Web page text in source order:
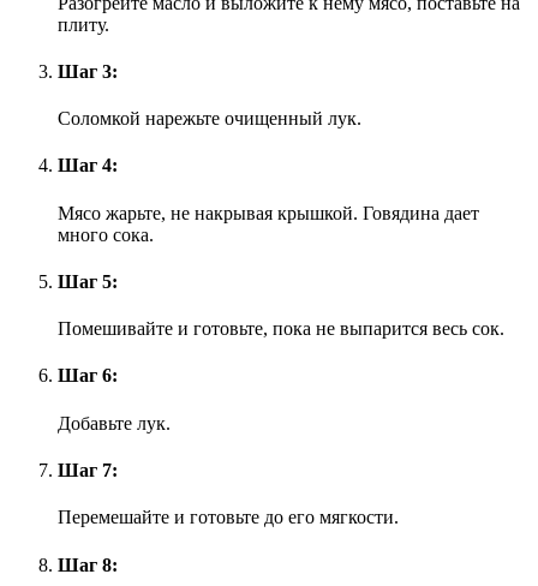
плиту.
Шаг 3:
Соломкой нарежьте очищенный лук.
Шаг 4:
Мясо жарьте, не накрывая крышкой. Говядина дает
много сока.
Шаг 5:
Помешивайте и готовьте, пока не выпарится весь сок.
Шаг 6:
Добавьте лук.
Шаг 7:
Перемешайте и готовьте до его мягкости.
Шаг 8: